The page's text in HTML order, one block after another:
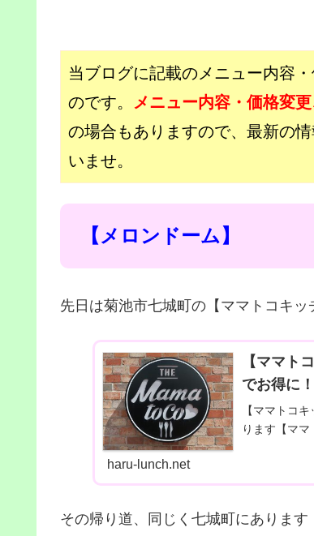
当ブログに記載のメニュー内容
のです。
メニュー内容・価格変
の場合もありますので、最新の
いませ。
【メロンドーム】
先日は菊池市七城町の【ママトコキ
【ママト
でお得に
【ママトコ
ります【ママ
haru-lunch.net
その帰り道、同じく七城町にありま